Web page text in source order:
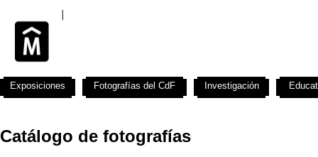
Catálogo de fotografías
Exposiciones Fotografías del CdF Investigación